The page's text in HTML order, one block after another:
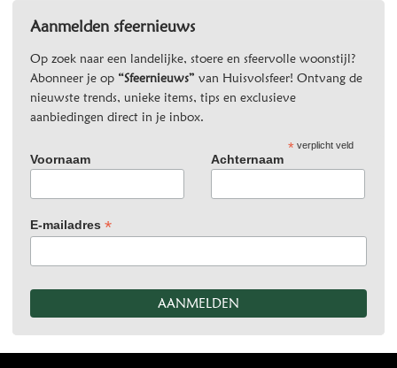
Aanmelden sfeernieuws
Op zoek naar een landelijke, stoere en sfeervolle woonstijl?
Abonneer je op “Sfeernieuws” van Huisvolsfeer! Ontvang de
nieuwste trends, unieke items, tips en exclusieve
aanbiedingen direct in je inbox.
*verplicht veld
Voornaam Achternaam
E-mailadres *